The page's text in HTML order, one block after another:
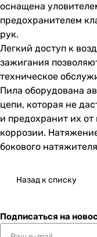
оснащена
предохранителем
рук.
Легкий доступ к
зажигания
техническое
Пила оборудована
цепи, которая не
и предохранит их
коррозии.
бокового
Назад к списку
Подписаться на